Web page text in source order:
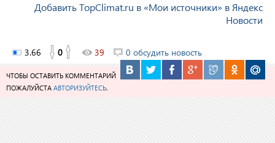
Добавить TopClimat.ru в «Мои источники» в Яндекс
Новости
3.66 0 39 0 обсудить новость
ЧТОБЫ ОСТАВИТЬ КОММЕНТАРИЙ
ПОЖАЛУЙСТА АВТОРИЗУЙТЕСЬ.